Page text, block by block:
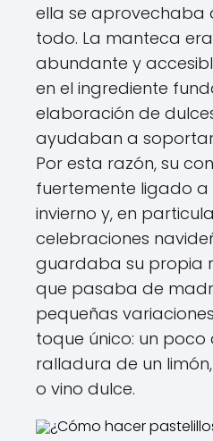
ella se aprovechaba
todo. La manteca
abundante y
en el ingrediente
elaboración de
ayudaban a soportar
Por esta razón, su
fuertemente ligado
invierno y, en
celebraciones
guardaba su propia
que pasaba de
pequeñas
toque único: un poco
ralladura de un
o vino dulce.